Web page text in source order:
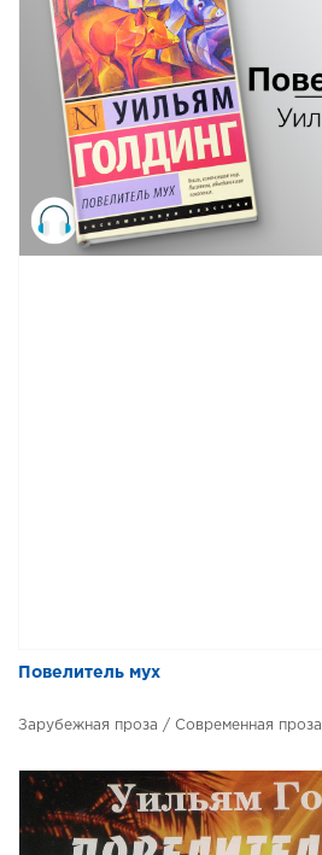
Повелитель мух
Зарубежная проза / Современная проза